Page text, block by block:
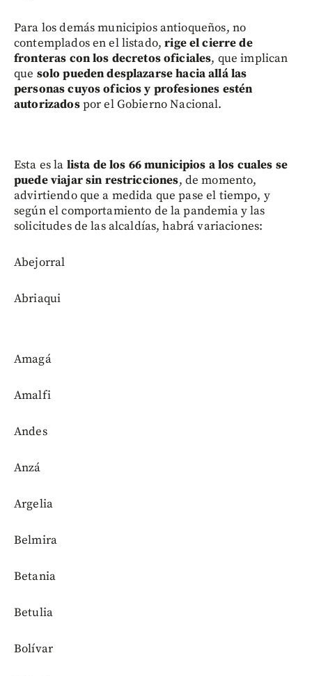
Para los demás municipios antioqueños, no
contemplados en el listado,rige el cierre de
fronteras con los decretos oficiales, que implican
que solo pueden desplazarse hacia allá las
personas cuyos oficios y profesiones estén
autorizadospor el Gobierno Nacional.
Esta es la lista de los 66 municipios a los cuales se
puede viajar sin restricciones, de momento,
advirtiendo que a medida que pase el tiempo, y
según el comportamiento de la pandemia y las
solicitudes de las alcaldías, habrá variaciones:
Abejorral
Abriaqui
Amagá
Amalfi
Andes
Anzá
Argelia
Belmira
Betania
Betulia
Bolívar